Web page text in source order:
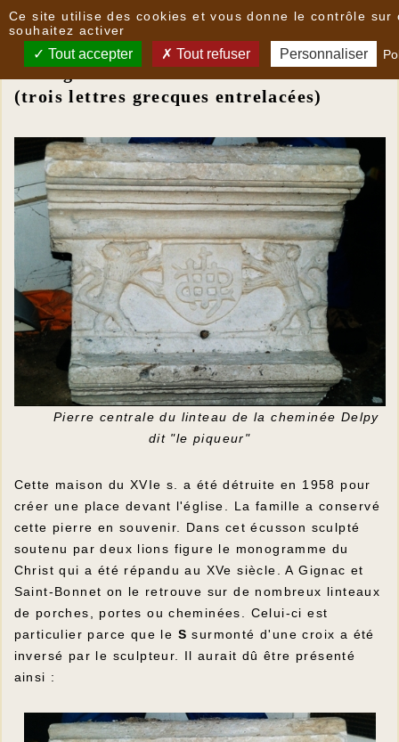
Des linteaux parlants insolites
Monogramme IHS
(trois lettres grecques entrelacées)
Pierre centrale du linteau de la cheminée Delpy
dit "le piqueur"
Cette maison du XVIe s. a été détruite en 1958 pour
créer une place devant l'église. La famille a conservé
cette pierre en souvenir. Dans cet écusson sculpté
soutenu par deux lions figure le monogramme du
Christ qui a été répandu au XVe siècle. A Gignac et
Saint-Bonnet on le retrouve sur de nombreux linteaux
de porches, portes ou cheminées. Celui-ci est
particulier parce que le Ssurmonté d'une croix a été
inversé par le sculpteur. Il aurait dû être présenté
ainsi :
Ce site utilise des cookies et vous donne le contrôle sur
souhaitez activer
Tout accepter Tout refuser Personnaliser